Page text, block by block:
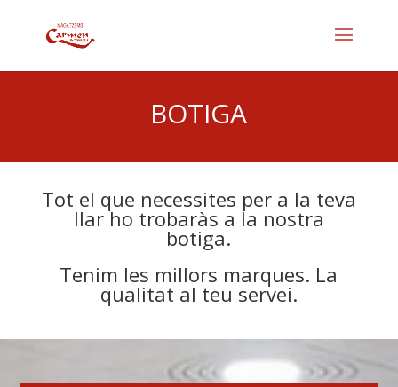
BOTIGA
Tot el que necessites per a la teva
llar ho trobaràs a la nostra
botiga.
Tenim les millors marques. La
qualitat al teu servei.